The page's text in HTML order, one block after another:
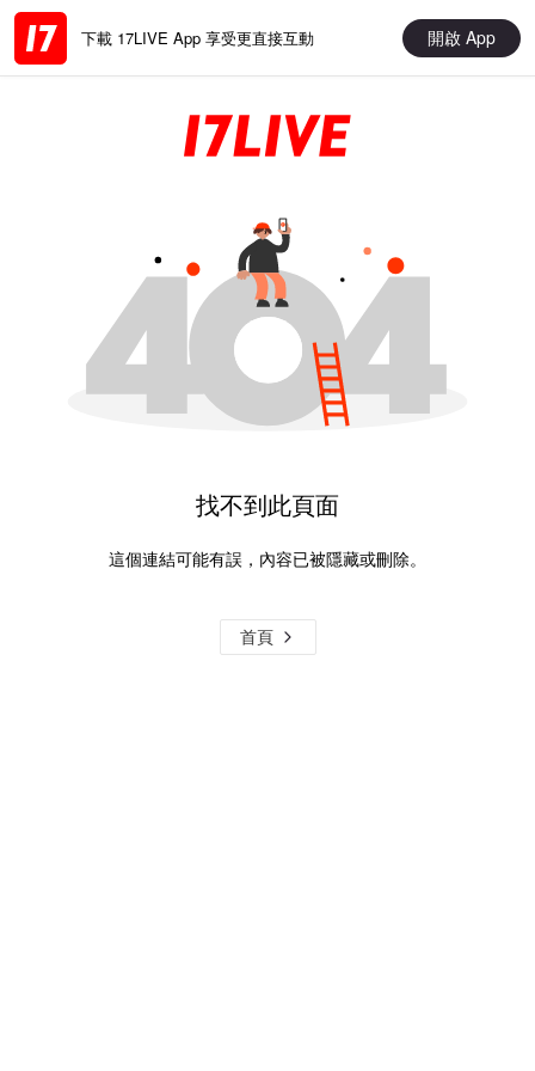
下載 17LIVE App 享受更直接互動 開啟 App
找不到此頁面
這個連結可能有誤，內容已被隱藏或刪除。
首頁